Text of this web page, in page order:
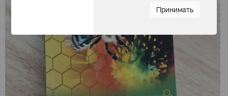
разделы веб-сайта вы
полезными.
Вы можете настроить все
параметры печенья пути
перемещения по вкладкам
с левой стороны.
Принимать